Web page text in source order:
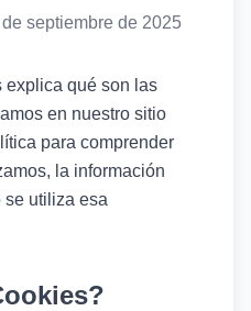
septiembre de 2025
explica qué son las
en nuestro sitio
para comprender
la información
se utiliza esa